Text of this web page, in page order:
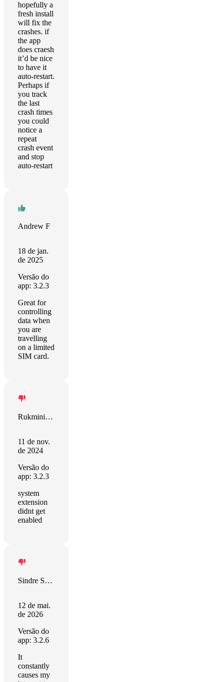
hopefully a
fresh install
will fix the
crashes. if
the app
does craesh
it’d be nice
to have it
auto-restart.
Perhaps if
you track
the last
crash times
you could
notice a
repeat
crash event
and stop
auto-restart
Andrew F
18 de jan.
de 2025
Versão do
app: 3.2.3
Great for
controlling
data when
you are
travelling
on a limited
SIM card.
Rukmini Mohana
11 de nov.
de 2024
Versão do
app: 3.2.3
system
extension
didnt get
enabled
Sindre Sorhus
12 de mai.
de 2026
Versão do
app: 3.2.6
It
constantly
causes my